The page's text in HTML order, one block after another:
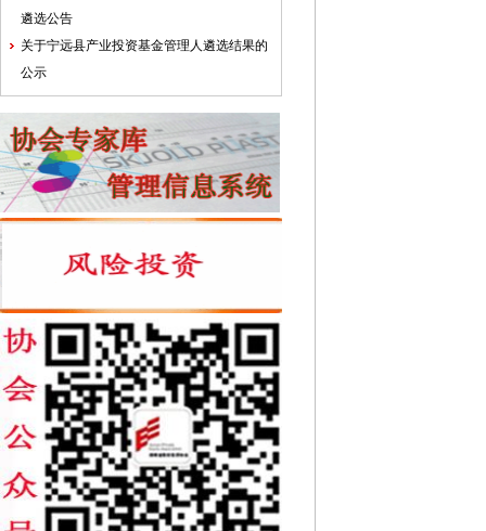
遴选公告
关于宁远县产业投资基金管理人遴选结果的
公示